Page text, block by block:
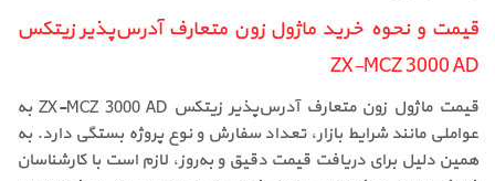
قیمت و نحوه خرید ماژول زون متعارف آدرس‌پذیر زیتکس
ZX-MCZ 3000 AD
قیمت ماژول زون متعارف آدرس‌پذیر زیتکس ZX-MCZ 3000 AD به
عواملی مانند شرایط بازار، تعداد سفارش و نوع پروژه بستگی دارد. به
همین دلیل برای دریافت قیمت دقیق و به‌روز، لازم است با کارشناسان